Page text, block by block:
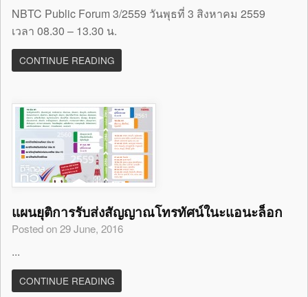
NBTC Public Forum 3/2559 วันพุธที่ 3 สิงหาคม 2559
เวลา 08.30 – 13.30 น.
CONTINUE READING
แผนยุติการรับส่งสัญญาณโทรทัศน์ในะแอนะล็อก
Posted on 29 June, 2016
...
CONTINUE READING